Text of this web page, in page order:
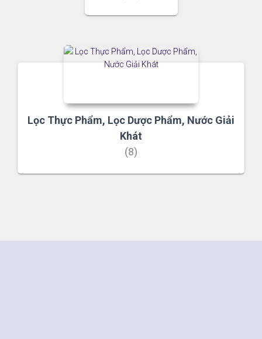
Lọc Thực Phẩm, Lọc Dược Phẩm, Nước Giải
Khát
(8)